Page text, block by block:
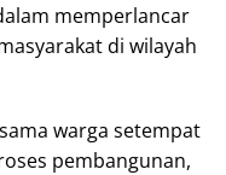
memperlancar
di wilayah
warga setempat
pembangunan,